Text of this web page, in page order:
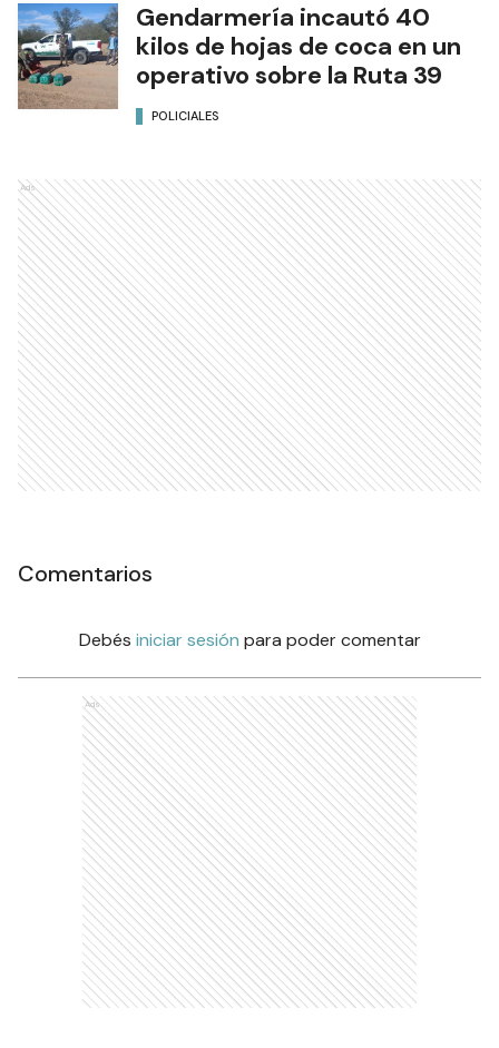
Gendarmería incautó 40
kilos de hojas de coca en un
operativo sobre la Ruta 39
POLICIALES
Ads
Comentarios
Debés iniciar sesión para poder comentar
Ads